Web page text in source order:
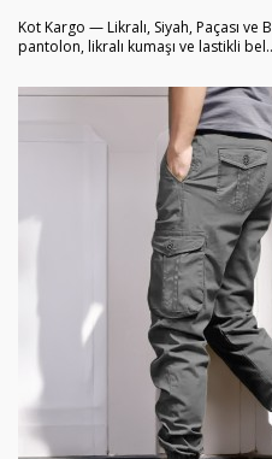
Kot Kargo — Likralı, Siyah, Paçası ve
pantolon, likralı kumaşı ve lastikli bel..